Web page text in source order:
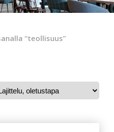
“teollisuus”